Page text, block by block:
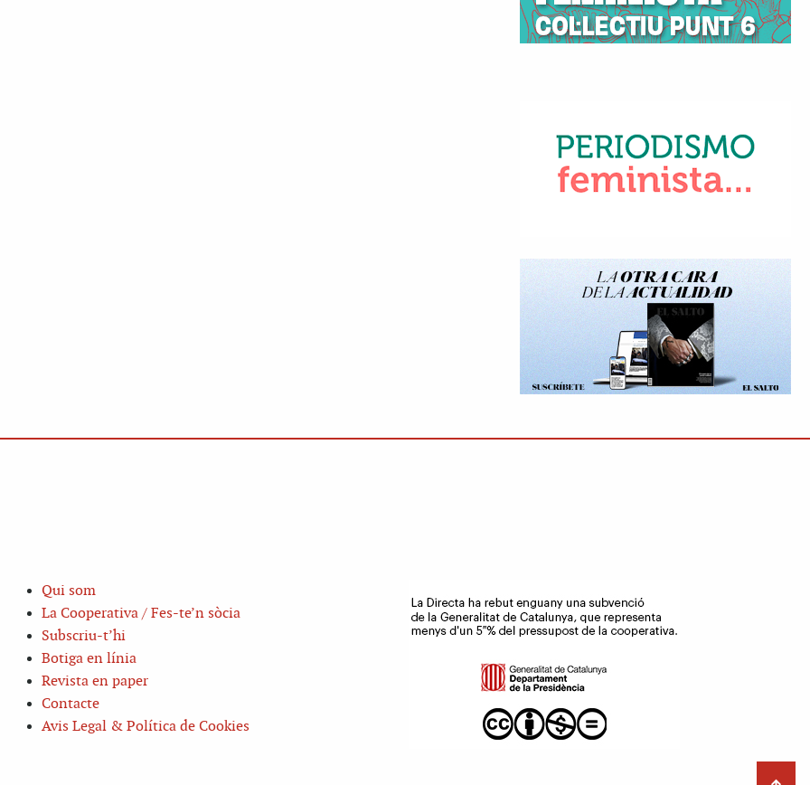
Qui som
La Cooperativa / Fes-te’n sòcia
Subscriu-t’hi
Botiga en línia
Revista en paper
Contacte
Avis Legal & Política de Cookies